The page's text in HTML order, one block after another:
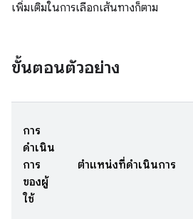
เพิ่มเติมในการเลือกเส้นทางก็ตาม
ขั้นตอนตัวอย่าง
การ
ดำเนิน
การ
ของผู้
ใช้
ตำแหน่งที่ดำเนินการ